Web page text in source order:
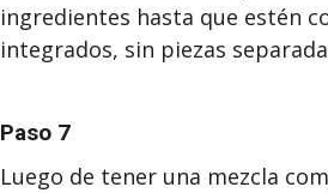
ingredientes hasta que estén
integrados, sin piezas
Paso 7
Luego de tener una mezcla